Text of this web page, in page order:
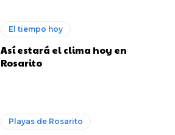
El tiempo hoy
Así estará el clima hoy en
Rosarito
Playas de Rosarito